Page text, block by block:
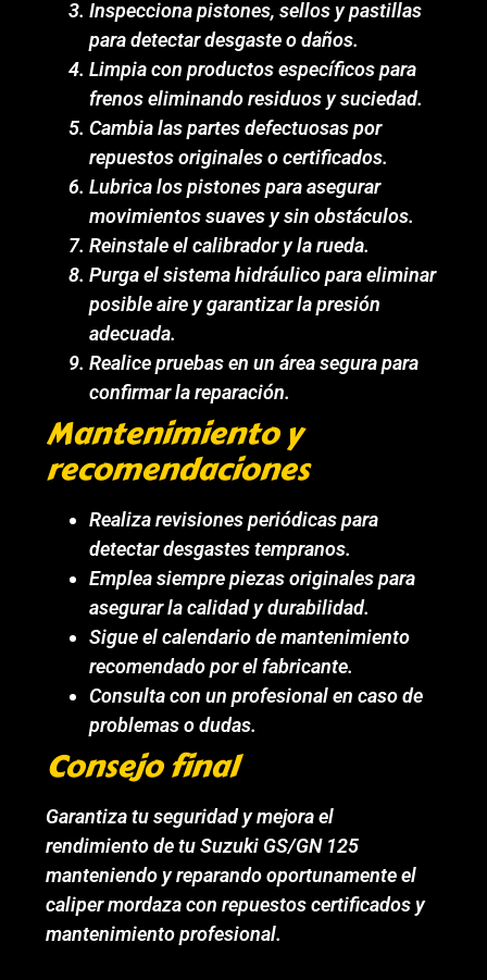
Inspecciona pistones, sellos y pastillas
para detectar desgaste o daños.
Limpia con productos específicos para
frenos eliminando residuos y suciedad.
Cambia las partes defectuosas por
repuestos originales o certificados.
Lubrica los pistones para asegurar
movimientos suaves y sin obstáculos.
Reinstale el calibrador y la rueda.
Purga el sistema hidráulico para eliminar
posible aire y garantizar la presión
adecuada.
Realice pruebas en un área segura para
confirmar la reparación.
Mantenimiento y
recomendaciones
Realiza revisiones periódicas para
detectar desgastes tempranos.
Emplea siempre piezas originales para
asegurar la calidad y durabilidad.
Sigue el calendario de mantenimiento
recomendado por el fabricante.
Consulta con un profesional en caso de
problemas o dudas.
Consejo final
Garantiza tu seguridad y mejora el
rendimiento de tu Suzuki GS/GN 125
manteniendo y reparando oportunamente el
caliper mordaza con repuestos certificados y
mantenimiento profesional.